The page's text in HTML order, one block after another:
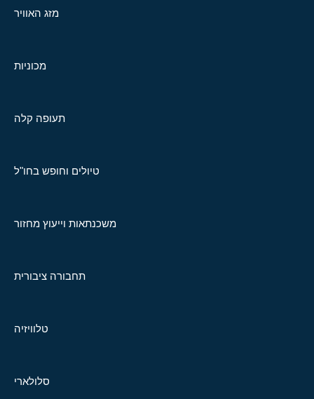
מזג האוויר
מכוניות
תעופה קלה
טיולים וחופש בחו"ל
משכנתאות וייעוץ מחזור
תחבורה ציבורית
טלוויזיה
סלולארי